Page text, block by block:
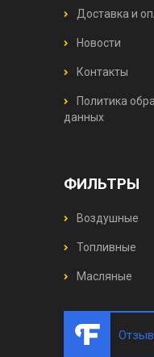
Доставка и
Новости
Контакты
Политика
данных
ФИЛЬТРЫ
Воздушные
Топливные
Масляные